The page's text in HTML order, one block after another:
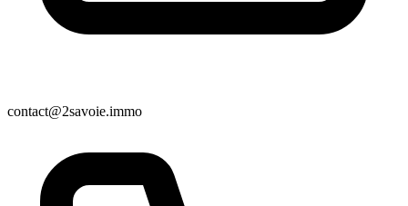
contact@2savoie.immo